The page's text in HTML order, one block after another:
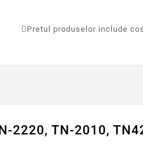
Pretul produselor include
2220, TN-2010,